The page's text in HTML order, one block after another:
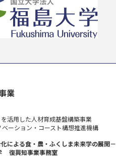
業
活用した人材育成基盤構築事業
ーション・コースト構想推進機構
による食・農・ふくしま未来学の展開－
復興知事業事務室